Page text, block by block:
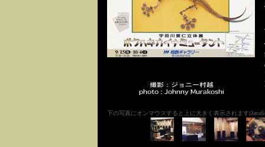
下の写真にオンマウスすると上に大きく表示されます